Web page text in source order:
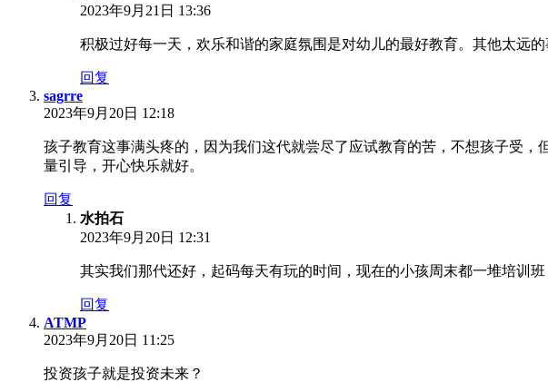
2023年9月21日 13:36
积极过好每一天，欢乐和谐的家庭氛围是对幼儿的最好教育。其他太远
回复
sagrre
2023年9月20日 12:18
孩子教育这事满头疼的，因为我们这代就尝尽了应试教育的苦，不想孩子受
量引导，开心快乐就好。
回复
水拍石
2023年9月20日 12:31
其实我们那代还好，起码每天有玩的时间，现在的小孩周末都一堆培训班
回复
ATMP
2023年9月20日 11:25
投资孩子就是投资未来？